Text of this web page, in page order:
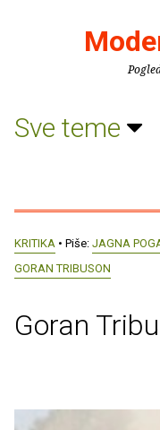
Sve teme
KRITIKA • Piše: JAGNA
GORAN TRIBUSON
Goran